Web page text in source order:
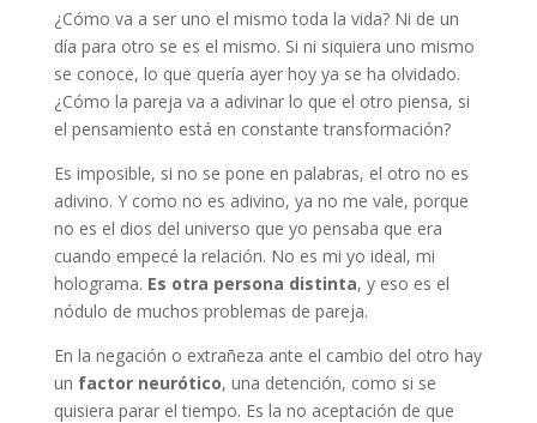
¿Cómo va a ser uno el mismo toda la vida? Ni de un
día para otro se es el mismo. Si ni siquiera uno mismo
se conoce, lo que quería ayer hoy ya se ha olvidado.
¿Cómo la pareja va a adivinar lo que el otro piensa, si
el pensamiento está en constante transformación?
Es imposible, si no se pone en palabras, el otro no es
adivino. Y como no es adivino, ya no me vale, porque
no es el dios del universo que yo pensaba que era
cuando empecé la relación. No es mi yo ideal, mi
holograma. Es otra persona distinta, y eso es el
nódulo de muchos problemas de pareja.
En la negación o extrañeza ante el cambio del otro hay
un factor neurótico, una detención, como si se
quisiera parar el tiempo. Es la no aceptación de que